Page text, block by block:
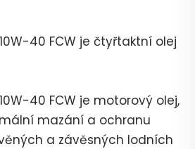
10W-40 FCW je čtyřtaktní olej
10W-40 FCW je motorový olej,
mazání a ochranu
a závěsných lodních